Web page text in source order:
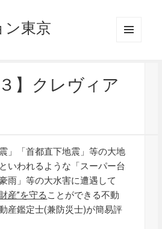
ン東京
３】クレヴィア
」「首都直下地震」等の大地
いわれるような「スーパー台
雨」等の大水害に遭遇して
産”を守る ことができる不動
産鑑定士(兼防災士)が簡易評